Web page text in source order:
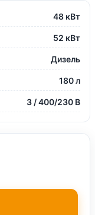
48 кВт
52 кВт
Дизель
180 л
3 / 400/230 В